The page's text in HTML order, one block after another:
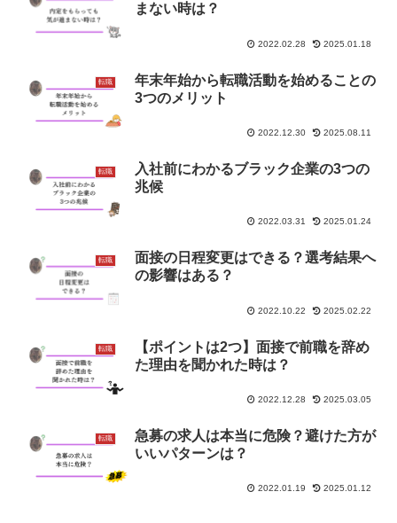
まない時は？
2022.02.28 2025.01.18
転職
年末年始から転職活動を始めることの
3つのメリット
2022.12.30 2025.08.11
転職
入社前にわかるブラック企業の3つの
兆候
2022.03.31 2025.01.24
転職
面接の日程変更はできる？選考結果へ
の影響はある？
2022.10.22 2025.02.22
転職
【ポイントは2つ】面接で前職を辞め
た理由を聞かれた時は？
2022.12.28 2025.03.05
転職
急募の求人は本当に危険？避けた方が
いいパターンは？
2022.01.19 2025.01.12